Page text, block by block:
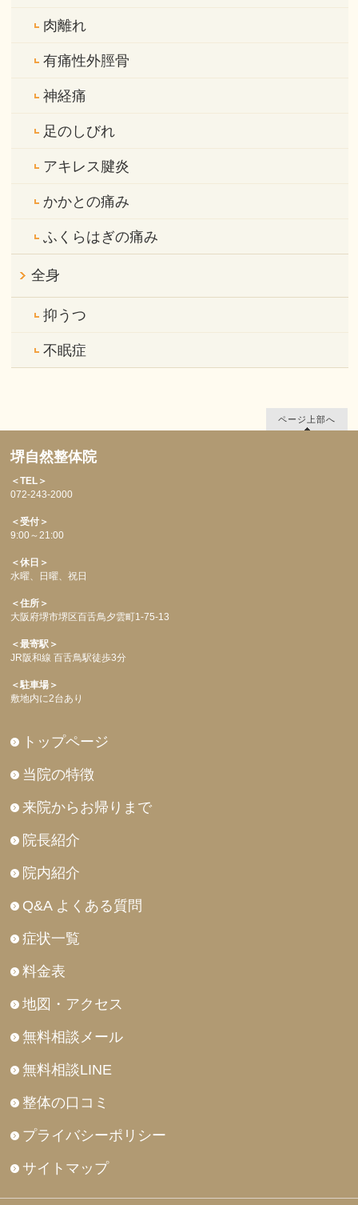
肉離れ
有痛性外脛骨
神経痛
足のしびれ
アキレス腱炎
かかとの痛み
ふくらはぎの痛み
全身
抑うつ
不眠症
ページ上部へ
堺自然整体院
＜TEL＞
072-243-2000
＜受付＞
9:00～21:00
＜休日＞
水曜、日曜、祝日
＜住所＞
大阪府堺市堺区百舌鳥夕雲町1-75-13
＜最寄駅＞
JR阪和線 百舌鳥駅徒歩3分
＜駐車場＞
敷地内に2台あり
トップページ
当院の特徴
来院からお帰りまで
院長紹介
院内紹介
Q&A よくある質問
症状一覧
料金表
地図・アクセス
無料相談メール
無料相談LINE
整体の口コミ
プライバシーポリシー
サイトマップ